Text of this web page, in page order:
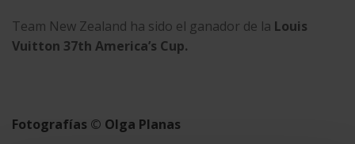
Team New Zealand ha sido el ganador de la Louis
Vuitton 37th America’s Cup.
Fotografías © Olga Planas